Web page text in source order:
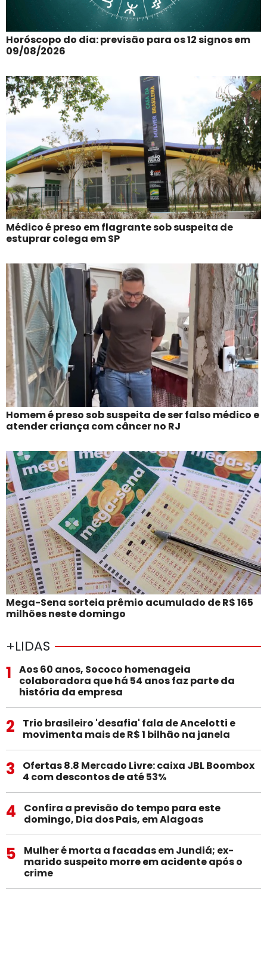
Horóscopo do dia: previsão para os 12 signos em
09/08/2026
Médico é preso em flagrante sob suspeita de
estuprar colega em SP
Homem é preso sob suspeita de ser falso médico e
atender criança com câncer no RJ
Mega-Sena sorteia prêmio acumulado de R$ 165
milhões neste domingo
+LIDAS
1
Aos 60 anos, Sococo homenageia
colaboradora que há 54 anos faz parte da
história da empresa
2
Trio brasileiro 'desafia' fala de Ancelotti e
movimenta mais de R$ 1 bilhão na janela
3
Ofertas 8.8 Mercado Livre: caixa JBL Boombox
4 com descontos de até 53%
4
Confira a previsão do tempo para este
domingo, Dia dos Pais, em Alagoas
5
Mulher é morta a facadas em Jundiá; ex-
marido suspeito morre em acidente após o
crime